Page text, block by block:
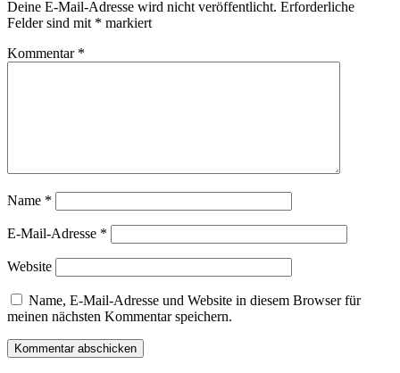
Deine E-Mail-Adresse wird nicht veröffentlicht. Erforderliche
Felder sind mit * markiert
Kommentar *
Name *
E-Mail-Adresse *
Website
Name, E-Mail-Adresse und Website in diesem Browser für
meinen nächsten Kommentar speichern.